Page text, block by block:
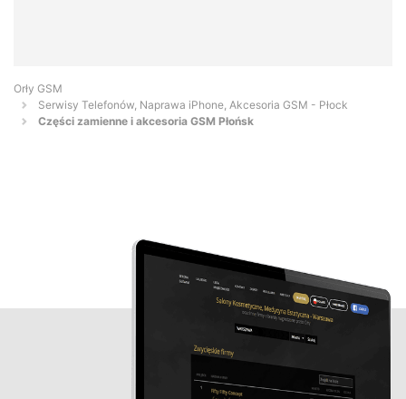
Orły GSM
Serwisy Telefonów, Naprawa iPhone, Akcesoria GSM - Płock
Części zamienne i akcesoria GSM Płońsk